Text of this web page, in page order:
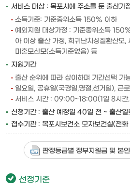
서비스 대상 : 목포시에 주소를 둔 출산가
소득기준: 기준중위소득 150% 이하
예외지원 대상가정 : 기준중위소득
아 이상 출산 가정, 희귀난치성질환산모,
미혼모산모(소득기준없음) 등
지원기간
출산 순위에 따라 상이하며 기간선택 가
일요일, 공휴일(국경일,명절,선거일), 근
서비스 시간 : 09:00~18:00(1일 8시간,
신청기간 : 출산 예정일 40일 전 ~ 출산
접수기관 : 목포시보건소 모자보건실(전
판정등급별 정부지원금 및 본
선정기준